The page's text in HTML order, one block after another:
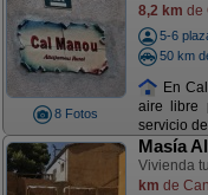
8 Fotos
8,2 km de
5-6
50 km
En
aire libre
servicio
Masía
Vivienda
km de